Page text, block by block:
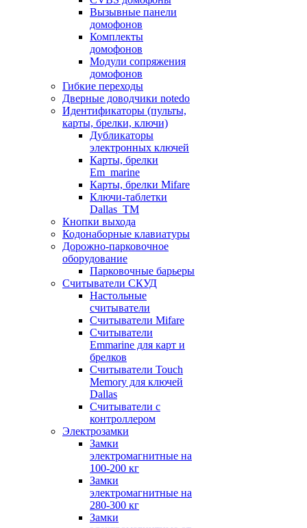
Вызывные панели
домофонов
Комплекты
домофонов
Модули сопряжения
домофонов
Гибкие переходы
Дверные доводчики notedo
Идентификаторы (пульты,
карты, брелки, ключи)
Дубликаторы
электронных ключей
Карты, брелки
Em_marine
Карты, брелки Mifare
Ключи-таблетки
Dallas_TM
Кнопки выхода
Кодонаборные клавиатуры
Дорожно-парковочное
оборудование
Парковочные барьеры
Считыватели СКУД
Настольные
считыватели
Считыватели Mifare
Считыватели
Emmarine для карт и
брелков
Считыватели Touch
Memory для ключей
Dallas
Считыватели с
контроллером
Электрозамки
Замки
электромагнитные на
100-200 кг
Замки
электромагнитные на
280-300 кг
Замки